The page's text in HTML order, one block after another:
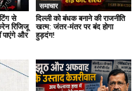
से
रिजिजू
पाएंगे और
समाचार
दिल्ली को बंधक बनाने की राजनीति
खत्म: जंतर-मंतर पर बंद होगा
हुड़दंग!